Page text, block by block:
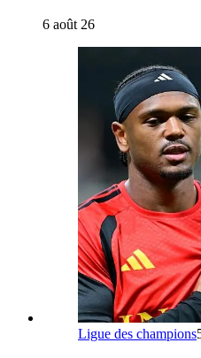
6 août 26
Ligue des champions